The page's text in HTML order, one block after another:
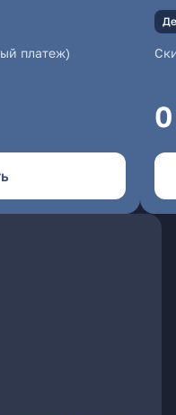
платеж)
0